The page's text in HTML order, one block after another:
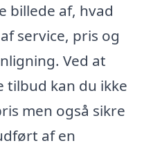
billede af, hvad
service, pris og
Ved at
tilbud kan du ikke
men også sikre
af en